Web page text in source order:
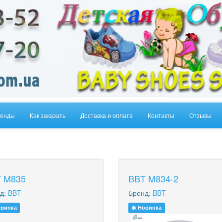
Как заказать Доставка и оплата Контакты Отзывы
M835
BBT
BBT M834-2
Бренд: BBT
Новинка